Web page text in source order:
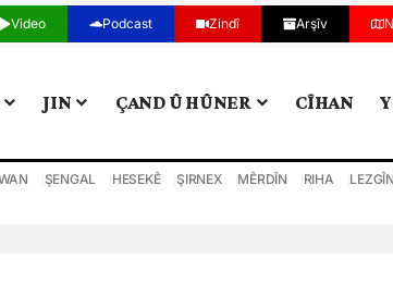
Video Podcast Zindî Arşîv
JIN ÇAND Û HÛNER CÎHAN
ŞENGAL HESEKÊ ŞIRNEX MÊRDÎN RIHA LEZGÎN